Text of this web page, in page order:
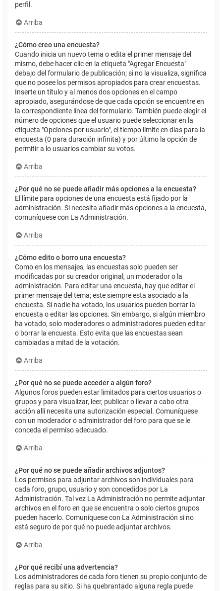
perfil.
Arriba
¿Cómo creo una encuesta?
Cuando inicia un nuevo tema o edita el primer mensaje del
mismo, debe hacer clic en la etiqueta "Agregar Encuesta"
debajo del formulario de publicación; si no la visualiza, significa
que no posee los permisos apropiados para crear encuestas.
Inserte un título y al menos dos opciones en el campo
apropiado, asegurándose de que cada opción se encuentre en
la correspondiente línea del formulario. También puede elegir el
número de opciones que el usuario puede seleccionar en la
etiqueta "Opciones por usuario", el tiempo límite en días para la
encuesta (0 para duración infinita) y por último la opción de
permitir a lo usuarios cambiar su votos.
Arriba
¿Por qué no se puede añadir más opciones a la encuesta?
El límite para opciones de una encuesta está fijado por la
administración. Si necesita añadir más opciones a la encuesta,
comuníquese con La Administración.
Arriba
¿Cómo edito o borro una encuesta?
Como en los mensajes, las encuestas solo pueden ser
modificadas por su creador original, un moderador o la
administración. Para editar una encuesta, hay que editar el
primer mensaje del tema; este siempre esta asociado a la
encuesta. Si nadie ha votado, los usuarios pueden borrar la
encuesta o editar las opciones. Sin embargo, si algún miembro
ha votado, solo moderadores o administradores pueden editar
o borrar la encuesta. Esto evita que las encuestas sean
cambiadas a mitad de la votación.
Arriba
¿Por qué no se puede acceder a algún foro?
Algunos foros pueden estar limitados para ciertos usuarios o
grupos y para visualizar, leer, publicar o llevar a cabo otra
acción allí necesita una autorización especial. Comuníquese
con un moderador o administrador del foro para que se le
conceda el permiso adecuado.
Arriba
¿Por qué no se puede añadir archivos adjuntos?
Los permisos para adjuntar archivos son individuales para
cada foro, grupo, usuario y son concedidos por La
Administración. Tal vez La Administración no permite adjuntar
archivos en el foro en que se encuentra o solo ciertos grupos
pueden hacerlo. Comuníquese con La Administración si no
está seguro de por qué no puede adjuntar archivos.
Arriba
¿Por qué recibí una advertencia?
Los administradores de cada foro tienen su propio conjunto de
reglas para su sitio. Si ha quebrantado alguna regla puede